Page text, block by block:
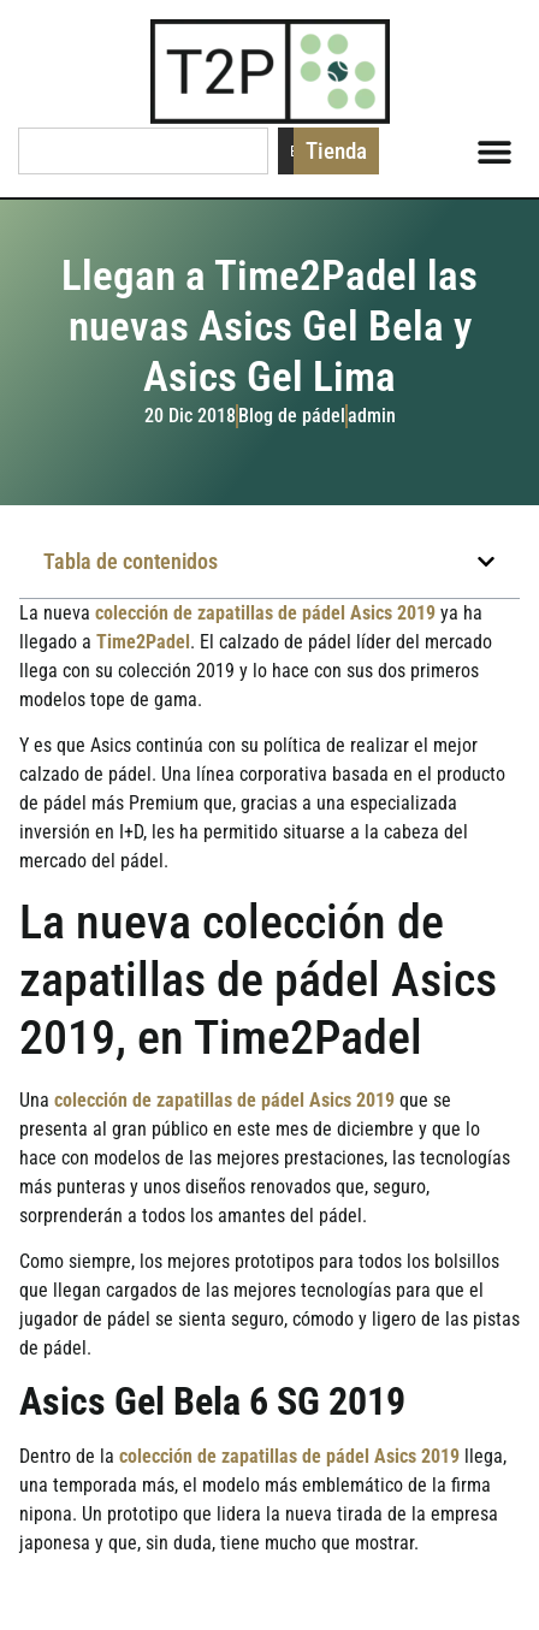
Buscar
Tienda
Llegan a Time2Padel las
nuevas Asics Gel Bela y
Asics Gel Lima
20 Dic 2018 Blog de pádeladmin
Tabla de contenidos
La nueva colección de zapatillas de pádel Asics 2019 ya ha
llegado a Time2Padel. El calzado de pádel líder del mercado
llega con su colección 2019 y lo hace con sus dos primeros
modelos tope de gama.
Y es que Asics continúa con su política de realizar el mejor
calzado de pádel. Una línea corporativa basada en el producto
de pádel más Premium que, gracias a una especializada
inversión en I+D, les ha permitido situarse a la cabeza del
mercado del pádel.
La nueva colección de
zapatillas de pádel Asics
2019, en Time2Padel
Una colección de zapatillas de pádel Asics 2019 que se
presenta al gran público en este mes de diciembre y que lo
hace con modelos de las mejores prestaciones, las tecnologías
más punteras y unos diseños renovados que, seguro,
sorprenderán a todos los amantes del pádel.
Como siempre, los mejores prototipos para todos los bolsillos
que llegan cargados de las mejores tecnologías para que el
jugador de pádel se sienta seguro, cómodo y ligero de las pistas
de pádel.
Asics Gel Bela 6 SG 2019
Dentro de la colección de zapatillas de pádel Asics 2019 llega,
una temporada más, el modelo más emblemático de la firma
nipona. Un prototipo que lidera la nueva tirada de la empresa
japonesa y que, sin duda, tiene mucho que mostrar.